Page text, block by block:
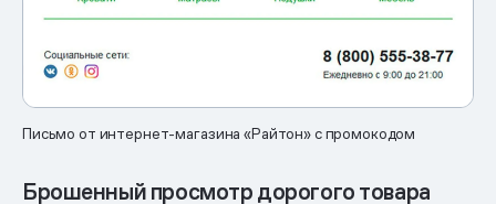
Письмо от интернет-магазина «Райтон» с промокодом
Брошенный просмотр дорогого товара